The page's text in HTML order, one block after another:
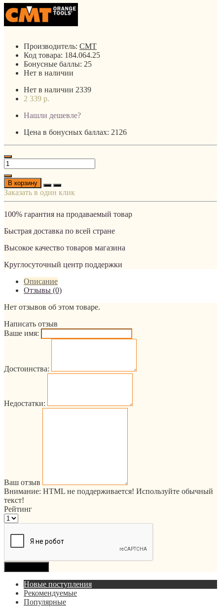
Производитель: CMT
Код товара: 184.064.25
Бонусные баллы: 25
Нет в наличии
Нет в наличии 2339
2 339 р.
Нашли дешевле?
Цена в бонусных баллах: 2126
В корзину
Заказать в один клик
100% гарантия на продаваемый товар
Быстрая доставка по всей стране
Высокое качество товаров магазина
Круглосуточный центр поддержки
Описание
Отзывы (0)
Нет отзывов об этом товаре.
Написать отзыв
Ваше имя:
Достоинства:
Недостатки:
Ваш отзыв
Внимание: HTML не поддерживается! Используйте обычный
текст!
Рейтинг
Новые поступления
Рекомендуемые
Популярные